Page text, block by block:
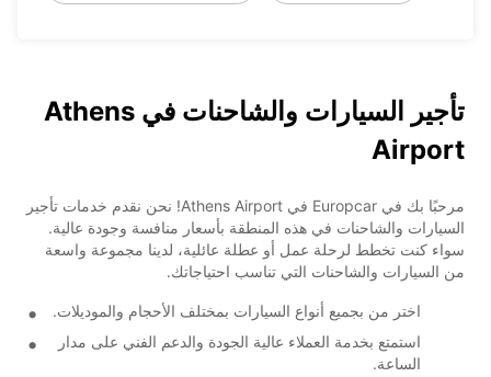
تأجير السيارات والشاحنات في Athens
Airport
مرحبًا بك في Europcar في Athens Airport! نحن نقدم خدمات تأجير
السيارات والشاحنات في هذه المنطقة بأسعار منافسة وجودة عالية.
سواء كنت تخطط لرحلة عمل أو عطلة عائلية، لدينا مجموعة واسعة
من السيارات والشاحنات التي تناسب احتياجاتك.
اختر من بجميع أنواع السيارات بمختلف الأحجام والموديلات.
استمتع بخدمة العملاء عالية الجودة والدعم الفني على مدار
الساعة.